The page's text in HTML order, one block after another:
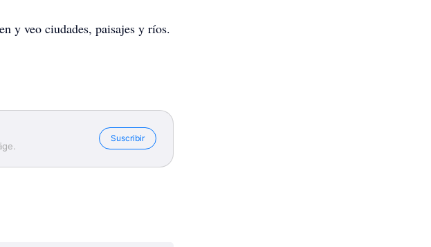
y veo ciudades, paisajes y ríos.
Suscribir